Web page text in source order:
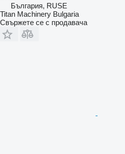
България, RUSE
Titan Machinery Bulgaria
Свържете се с продавача